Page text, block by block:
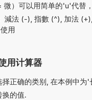
）可以用简单的'u'代替，
減法 (-), 指數 (^), 加法
用
用计算器
择正确的类别, 在本例中为'
换的值.